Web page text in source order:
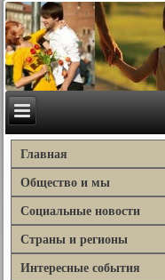
Главная
Общество и мы
Социальные новости
Страны и регионы
Интересные события